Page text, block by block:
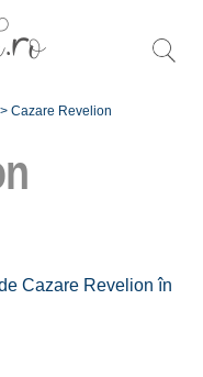
> Cazare Revelion
Cazare Revelion în